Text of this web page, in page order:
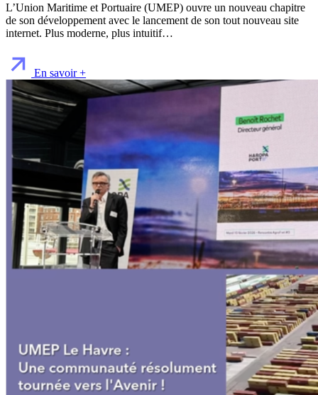
L’Union Maritime et Portuaire (UMEP) ouvre un nouveau chapitre
de son développement avec le lancement de son tout nouveau site
internet. Plus moderne, plus intuitif…
En savoir +